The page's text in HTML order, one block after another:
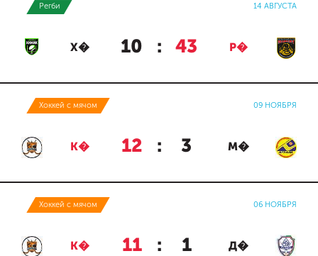
Регби 14 АВГУСТА
Х� 10 : 43 Р�
Хоккей с мячом 09 НОЯБРЯ
К� 12 : 3 М�
Хоккей с мячом 06 НОЯБРЯ
К� 11 : 1 Д�